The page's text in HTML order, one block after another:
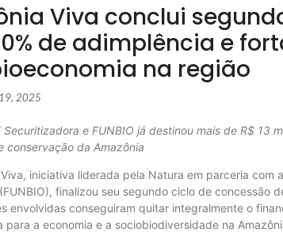
Viva conclui
de adimplência e
na região
2025
e FUNBIO já destinou mais de R$ 13
conservação da Amazônia
iniciativa liderada pela Natura em parceria com
finalizou seu segundo ciclo de concessão
envolvidas conseguiram quitar integralmente o
a economia e a sociobiodiversidade na